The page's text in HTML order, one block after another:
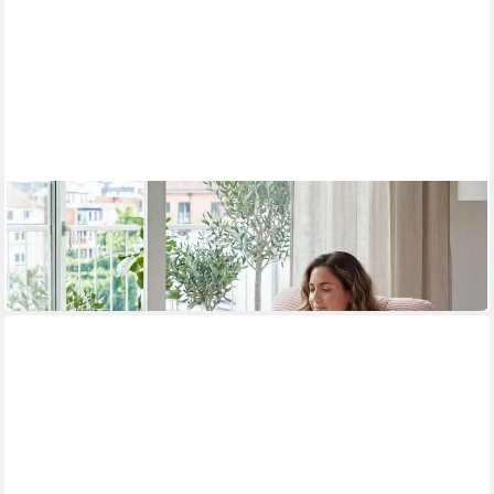
LUXUSKOLLEKTION
Schaukelsessel Schaukelstuhl Papasan Stahlrahmen 160kg
pink Rosa
257,95 €
lieferbar in 4 Wochen